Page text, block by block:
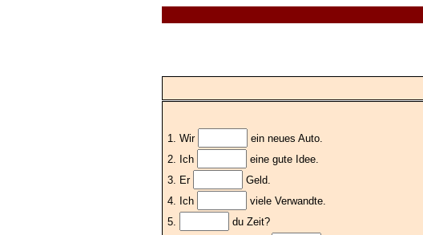
1. Wir
ein neues Auto.
2. Ich
eine gute Idee.
3. Er
Geld.
4. Ich
viele Verwandte.
5.
du Zeit?